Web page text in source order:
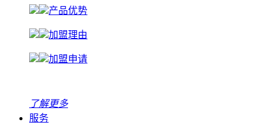
产品优势
加盟理由
加盟申请
了解更多
服务